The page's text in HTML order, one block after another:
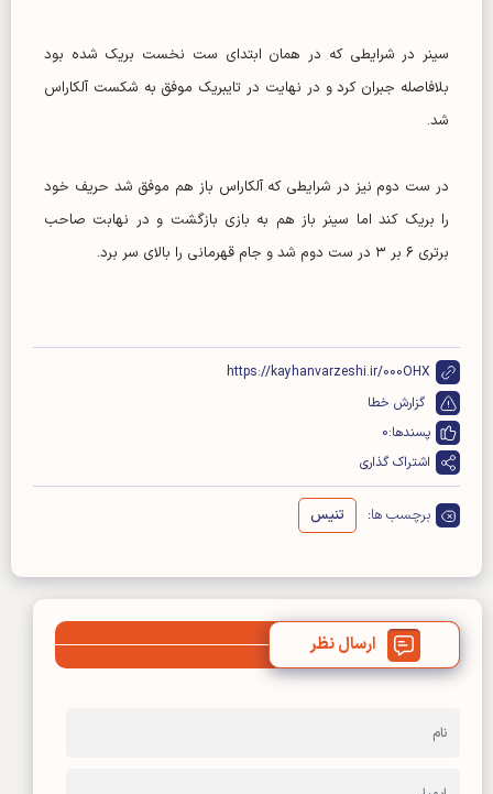
سینر در شرایطی که در همان ابتدای ست نخست بریک شده بود
بلافاصله جبران کرد و در نهایت در تایبریک موفق به شکست آلکاراس
شد.
در ست دوم نیز در شرایطی که آلکاراس باز هم موفق شد حریف خود
را بریک کند اما سینر باز هم به بازی بازگشت و در نهابت صاحب
برتری ۶ بر ۳ در ست دوم شد و جام قهرمانی را بالای سر برد.
https://kayhanvarzeshi.ir/000OHX
گزارش خطا
پسندها:0
اشتراک گذاری
برچسب ها: تنیس
ارسال نظر